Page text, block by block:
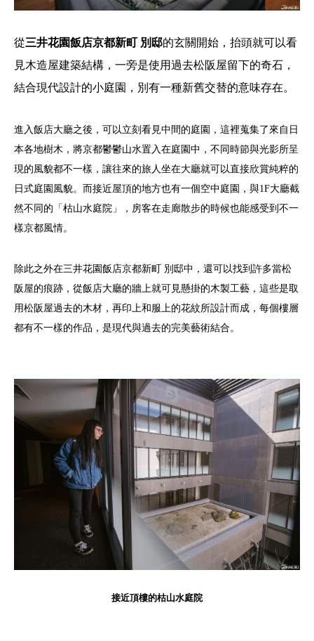
從三井花園飯店京都新町 別邸的玄關開始，抬頭就可以看
見木造屋建築結構，一旁是使用過去松阪屋留下的奇石，
結合現代設計的小庭園，別有一種新舊交替的意味存在。
進入飯店大廳之後，可以立刻看見中間的庭園，這裡蒐集了來自日
本各地樹木，將京都鬱鬱山水置入在庭園中，不同時節與光影所呈
現的風貌都不一樣，讓往來的旅人坐在大廳就可以直接欣賞純粹的
日式庭園風貌。而接近屋頂的地方也有一個空中庭園，與1F大廳截
然不同的「枯山水庭院」，房客在走廊散步的時候也能感受到不一
樣京都風情。
除此之外在三井花園飯店京都新町 別邸中，還可以找到許多當松
阪屋的痕跡，從飯店大廳的牆上就可見懸掛的木製工藝，這些是取
用松阪屋過去的木材，再印上和服上的花紋所設計而成，每個樓層
都有不一樣的作品，是現代與過去的完美藝術結合。
接近頂樓的枯山水庭院